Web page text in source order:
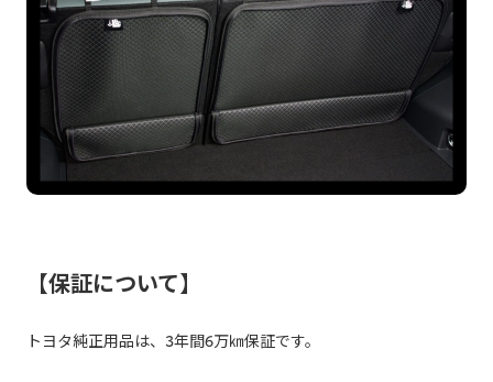
【保証について】
トヨタ純正用品は、3年間6万㎞保証です。